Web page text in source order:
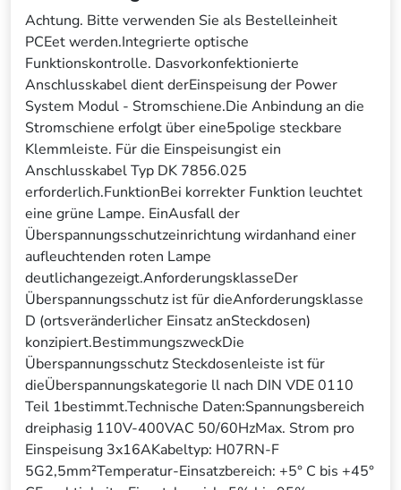
Achtung. Bitte verwenden Sie als Bestelleinheit
PCEet werden.Integrierte optische
Funktionskontrolle. Dasvorkonfektionierte
Anschlusskabel dient derEinspeisung der Power
System Modul - Stromschiene.Die Anbindung an die
Stromschiene erfolgt über eine5polige steckbare
Klemmleiste. Für die Einspeisungist ein
Anschlusskabel Typ DK 7856.025
erforderlich.FunktionBei korrekter Funktion leuchtet
eine grüne Lampe. EinAusfall der
Überspannungsschutzeinrichtung wirdanhand einer
aufleuchtenden roten Lampe
deutlichangezeigt.AnforderungsklasseDer
Überspannungsschutz ist für dieAnforderungsklasse
D (ortsveränderlicher Einsatz anSteckdosen)
konzipiert.BestimmungszweckDie
Überspannungsschutz Steckdosenleiste ist für
dieÜberspannungskategorie ll nach DIN VDE 0110
Teil 1bestimmt.Technische Daten:Spannungsbereich
dreiphasig 110V-400VAC 50/60HzMax. Strom pro
Einspeisung 3x16AKabeltyp: H07RN-F
5G2,5mm²Temperatur-Einsatzbereich: +5° C bis +45°